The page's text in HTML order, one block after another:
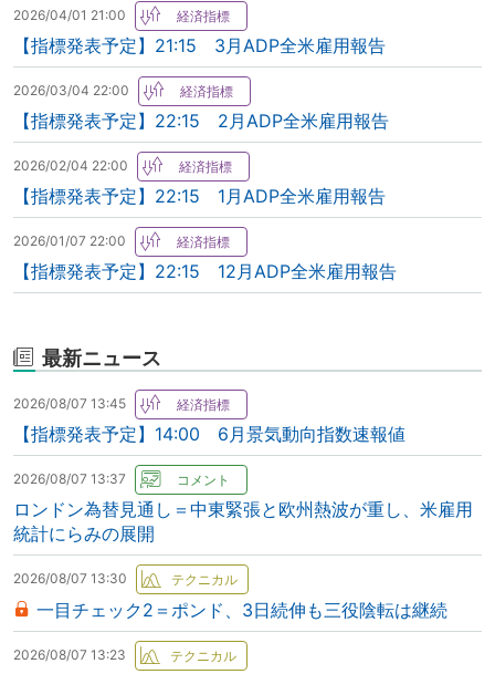
2026/04/01 21:00
【指標発表予定】21:15 3月ADP全米雇用報告
2026/03/04 22:00
【指標発表予定】22:15 2月ADP全米雇用報告
2026/02/04 22:00
【指標発表予定】22:15 1月ADP全米雇用報告
2026/01/07 22:00
【指標発表予定】22:15 12月ADP全米雇用報告
最新ニュース
2026/08/07 13:45
【指標発表予定】14:00 6月景気動向指数速報値
2026/08/07 13:37
ロンドン為替見通し＝中東緊張と欧州熱波が重し、米雇用
統計にらみの展開
2026/08/07 13:30
一目チェック2＝ポンド、3日続伸も三役陰転は継続
2026/08/07 13:23